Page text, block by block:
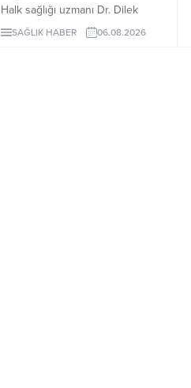
Halk sağlığı uzmanı Dr. Dilek
Aslan, kaplıcaların kas ve iskelet
sistemi rahatsızlıkları ile stresin
SAĞLIK HABER 06.08.2026